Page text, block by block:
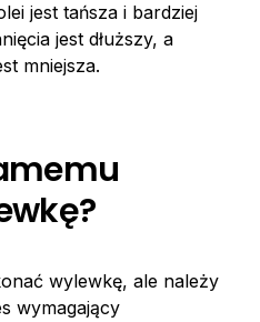
jest tańsza i bardziej
jest dłuższy, a
mniejsza.
wylewkę, ale należy
wymagający